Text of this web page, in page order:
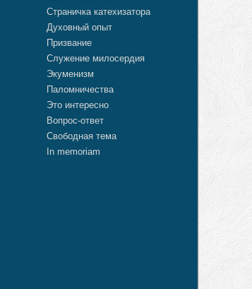
Страничка катехизатора
Духовный опыт
Призвание
Служение милосердия
Экуменизм
Паломничества
Это интересно
Вопрос-ответ
Свободная тема
In memoriam